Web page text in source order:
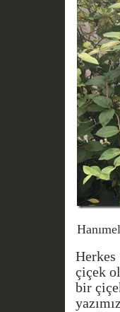
Herkes
çiçek
bir